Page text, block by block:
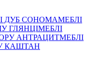
ДУБ СОНОМАМЕБЛІ
ГЛЯНЦІМЕБЛІ
АНТРАЦИТМЕБЛІ
КАШТАН